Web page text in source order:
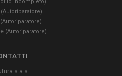
incompleto)
(Autoriparatore)
(Autoriparatore)
(Autoriparatore)
s.a.s.